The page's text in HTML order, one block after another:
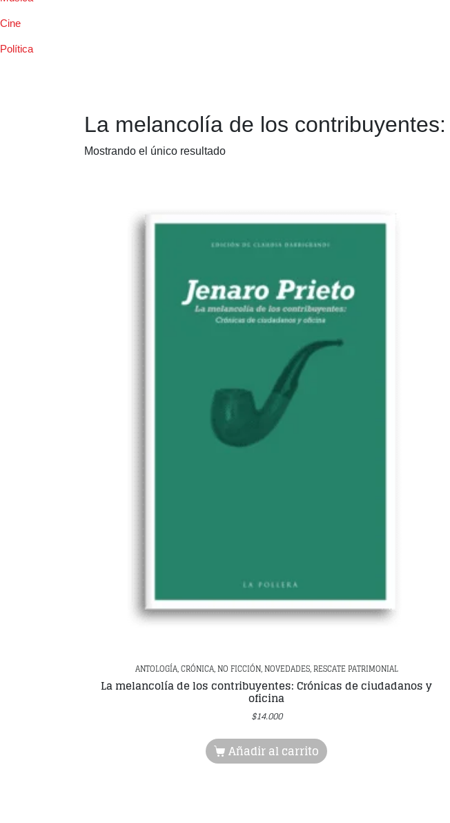
Cine
Política
La melancolía de los
Mostrando el único resultado
ANTOLOGÍA, CRÓNICA, NO FICCIÓN, NOVEDADES, RESCATE PATRIMONIAL
La melancolía de los contribuyentes: Crónicas de ciudadanos y
oficina
$14.000
Añadir al carrito